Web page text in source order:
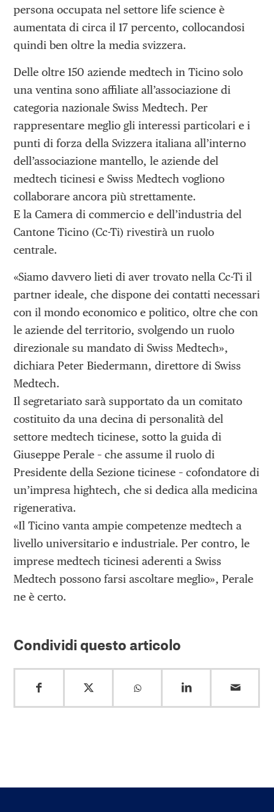
persona occupata nel settore life science è
aumentata di circa il 17 percento, collocandosi
quindi ben oltre la media svizzera.
Delle oltre 150 aziende medtech in Ticino solo
una ventina sono affiliate all’associazione di
categoria nazionale Swiss Medtech. Per
rappresentare meglio gli interessi particolari e i
punti di forza della Svizzera italiana all’interno
dell’associazione mantello, le aziende del
medtech ticinesi e Swiss Medtech vogliono
collaborare ancora più strettamente.
E la Camera di commercio e dell’industria del
Cantone Ticino (Cc-Ti) rivestirà un ruolo
centrale.
«Siamo davvero lieti di aver trovato nella Cc-Ti il
partner ideale, che dispone dei contatti necessari
con il mondo economico e politico, oltre che con
le aziende del territorio, svolgendo un ruolo
direzionale su mandato di Swiss Medtech»,
dichiara Peter Biedermann, direttore di Swiss
Medtech.
Il segretariato sarà supportato da un comitato
costituito da una decina di personalità del
settore medtech ticinese, sotto la guida di
Giuseppe Perale – che assume il ruolo di
Presidente della Sezione ticinese – cofondatore di
un’impresa hightech, che si dedica alla medicina
rigenerativa.
«Il Ticino vanta ampie competenze medtech a
livello universitario e industriale. Per contro, le
imprese medtech ticinesi aderenti a Swiss
Medtech possono farsi ascoltare meglio», Perale
ne è certo.
Condividi questo articolo